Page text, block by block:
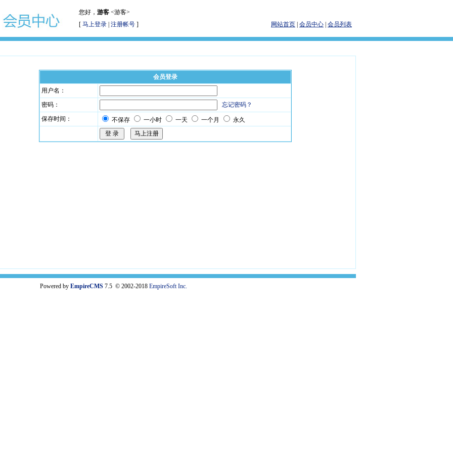
您好， 游客 <游客>
[ 马上登录 注册帐号 ] 网站首页 会员中心 会员列表
会员登录
用户名：
密码：
忘记密码？
保存时间：
不保存 一小时 一天 一个月 永久
Powered by EmpireCMS7.5 © 2002-2018 EmpireSoft Inc.